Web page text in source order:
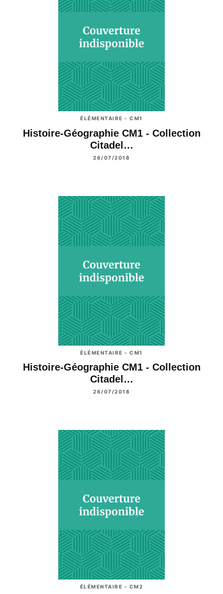
ÉLÉMENTAIRE - CM1
Histoire-Géographie CM1 - Collection
Citadel…
26/07/2018
ÉLÉMENTAIRE - CM1
Histoire-Géographie CM1 - Collection
Citadel…
26/07/2018
ÉLÉMENTAIRE - CM2